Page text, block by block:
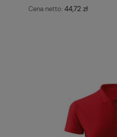
Cena netto: 44,72 zł